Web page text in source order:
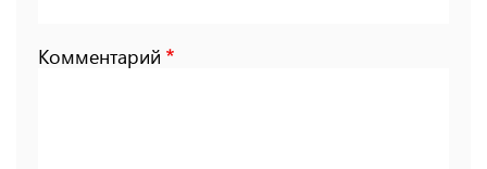
Комментарий